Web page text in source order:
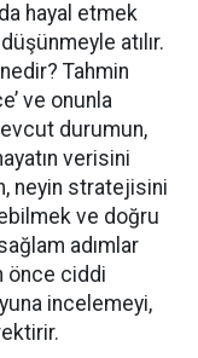
hayal etmek
atılır.
Tahmin
ve onunla
durumun,
verisini
neyin stratejisini
ve doğru
adımlar
önce ciddi
incelemeyi,